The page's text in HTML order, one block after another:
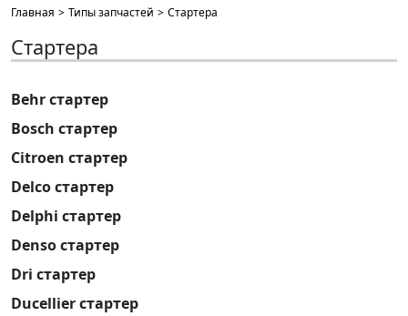
Главная > Типы запчастей > Стартера
Стартера
Behr стартер
Bosch стартер
Citroen стартер
Delco стартер
Delphi стартер
Denso стартер
Dri стартер
Ducellier стартер